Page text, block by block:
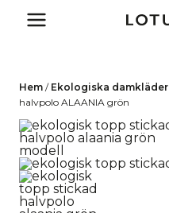
Hem / Ekologiska damkläder
halvpolo ALAANIA grön